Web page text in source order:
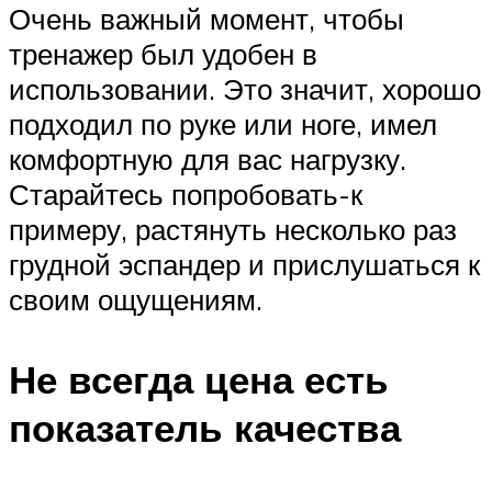
Очень важный момент, чтобы
тренажер был удобен в
использовании. Это значит, хорошо
подходил по руке или ноге, имел
комфортную для вас нагрузку.
Старайтесь попробовать-к
примеру, растянуть несколько раз
грудной эспандер и прислушаться к
своим ощущениям.
Не всегда цена есть
показатель качества